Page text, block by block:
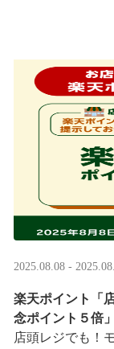
実りの秋らしい
涼しい店内で一
2025.08.08 -
楽天ポイント「
念ポイント５倍」
店頭レジでも！